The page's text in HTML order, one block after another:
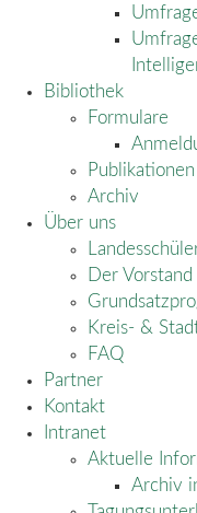
Bibliothek
Formulare
Publikationen
Archiv
Über uns
Der Vorstand
Kreis- &
FAQ
Partner
Kontakt
Intranet
Aktuelle
Archiv